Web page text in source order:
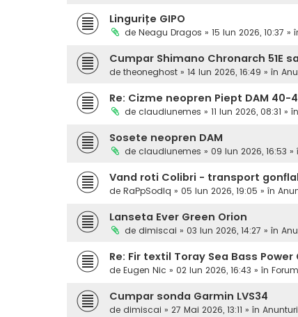
Lingurițe GIPO
de Neagu Dragos » 15 Iun 2026, 10:37 »
Cumpar Shimano Chronarch 51E
de theoneghost » 14 Iun 2026, 16:49 » în
Re: Cizme neopren Piept DAM 40-
de claudiunemes » 11 Iun 2026, 08:31 » în
Sosete neopren DAM
de claudiunemes » 09 Iun 2026, 16:53 »
Vand roti Colibri - transport
de RaPpSodIq » 05 Iun 2026, 19:05 » în
Lanseta Ever Green Orion
de dimiscai » 03 Iun 2026, 14:27 » în
Re: Fir textil Toray Sea Bass Power
de Eugen Nic » 02 Iun 2026, 16:43 » în
Cumpar sonda Garmin LVS34
de dimiscai » 27 Mai 2026, 13:11 » în